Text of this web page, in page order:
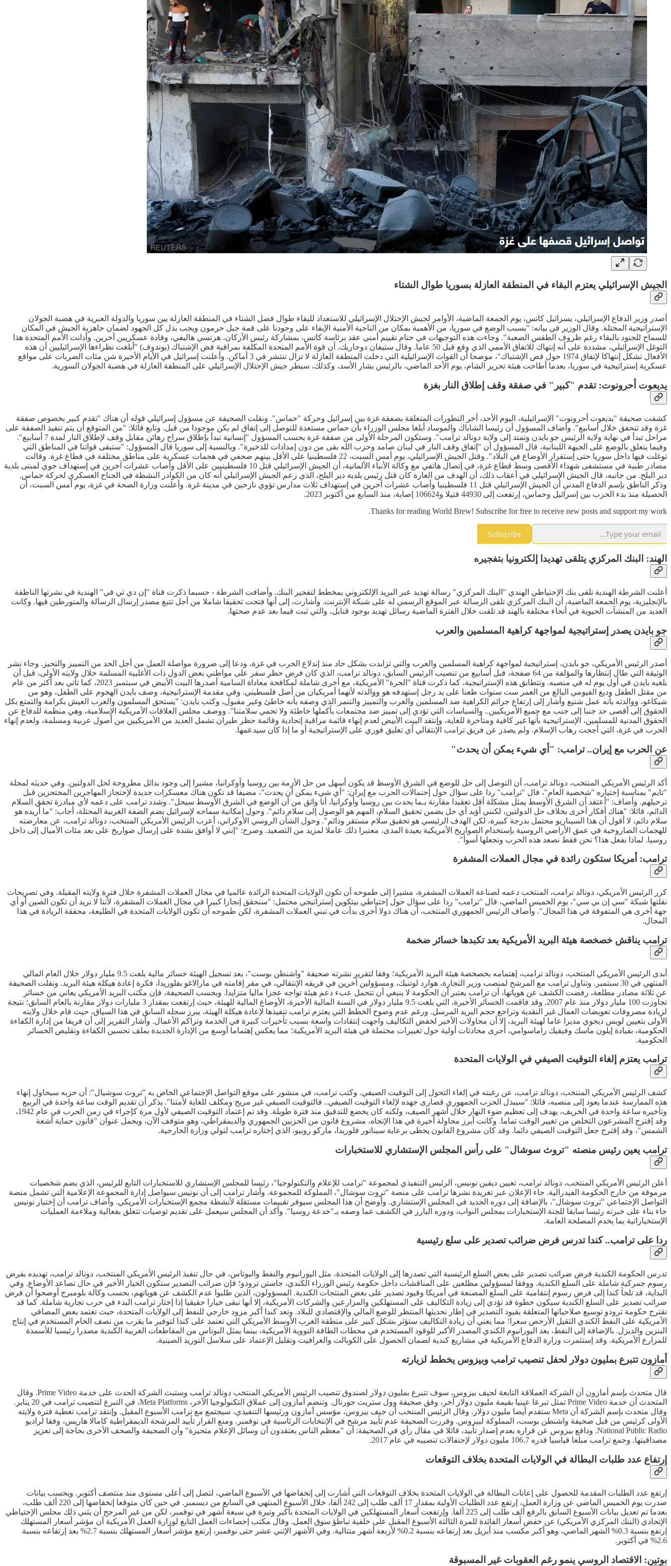
الجيش الإسرائيلي يعتزم البقاء في المنطقة العازلة بسوريا طوال الشتاء
أصدر وزير الدفاع الإسرائيلي، يسرائيل كاتس، يوم الجمعة الماضية، الأوامر لجيش الإحتلال الإسرائيلي للاستعداد للبقاء طوال فصل الشتاء في المنطقة العازلة بين سوريا والدولة العبرية في هضبة الجولان
الإستراتيجية المحتلة. وقال الوزير في بيانه: "بسبب الوضع في سوريا، من الأهمية بمكان من الناحية الأمنية الإبقاء على وجودنا على قمة جبل حرمون ويجب بذل كل الجهود لضمان جاهزية الجيش في المكان
للسماح للجنود بالبقاء رغم ظروف الطقس الصعبة". وجاءت هذه التوجيهات في ختام تقييم أمني عقد برئاسة كاتس، بمشاركة رئيس الأركان، هرتسي هاليفي، وقادة عسكريين أخرين. وأدانت الأمم المتحدة هذا
التوغل الإسرائيلي، مشددة على أنه إنتهاك للاتفاق الأممي الذي وقع قبل 50 عاما. وقال ستيفان دوجاريك، أن قوة الأمم المتحدة المكلفة بمراقبة فض الإشتباك (يوندوف) "أبلغت نظراءها الإسرائيليين أن هذه
الأفعال تشكل إنتهاكا لإتفاق 1974 حول فض الإشتباك"، موضحا أن القوات الإسرائيلية التي دخلت المنطقة العازلة لا تزال تنتشر في 3 أماكن. وأعلنت إسرائيل في الأيام الأخيرة شن مئات الضربات على مواقع
عسكرية إستراتيجية في سوريا، بعدما أطاحت هيئة تحرير الشام، يوم الأحد الماضي، بالرئيس بشار الأسد، وكذلك، سيطر جيش الإحتلال الإسرائيلي على المنطقة العازلة في هضبة الجولان السورية.
يديعوت أحرونوت: تقدم "كبير" في صفقة وقف إطلاق النار بغزة
كشفت صحيفة "يديعوت أحرونوت" الإسرائيلية، اليوم الأحد، أخر التطورات المتعلقة بصفقة غزة بين إسرائيل وحركة "حماس". ونقلت الصحيفة عن مسؤول إسرائيلي قوله أن هناك "تقدم كبير بخصوص صفقة
غزة وقد تتحقق خلال أسابيع". وأضاف المسؤول أن رئيسا الشاباك والموساد أبلغا مجلس الوزراء بأن حماس مستعدة للتوصل إلى إتفاق لم يكن موجودا من قبل. وتابع قائلا: "من المتوقع أن يتم تنفيذ الصفقة على
مراحل تبدأ في نهاية ولاية الرئيس جو بايدن وتمتد إلى ولاية دونالد ترامب". وستكون المرحلة الأولى من صفقة غزة بحسب المسؤول "إنسانية تبدأ بإطلاق سراح رهائن مقابل وقف لإطلاق النار لمدة 7 أسابيع".
وفيما يتعلق بالوضع على الجبهة اللبنانية، قال المسؤول أن "إتفاق وقف النار في لبنان صامد وحزب الله بقى من دون إمدادات للذخيرة". وبالنسبة إلى سوريا قال المسؤول: "ستبقى قواتنا في المناطق التي
توغلت فيها داخل سوريا حتى إستقرار الأوضاع في البلاد". وقتل الجيش الإسرائيلي، يوم أمس السبت، 22 فلسطينيا على الأقل بينهم صحفي في هجمات عسكرية على مناطق مختلفة في قطاع غزة. وقالت
مصادر طبية في مستشفى شهداء الأقصى وسط قطاع غزة، في إتصال هاتفي مع وكالة الأنباء الألمانية، أن الجيش الإسرائيلي قتل 10 فلسطينيين على الأقل وأصاب عشرات آخرين في إستهداف جوي لمبنى بلدية
دير البلح. من جانبه، قال الجيش الإسرائيلي في أعقاب ذلك، أن الهدف من الغارة كان قتل رئيس بلدية دير البلح، الذي زعم الجيش الإسرائيلي أنه كان من الكوادر النشطة في الجناح العسكري لحركة حماس.
وذكر الناطق بإسم الدفاع المدني أن الجيش الإسرائيلي قتل 11 فلسطينيا وأصاب عشرات آخرين في إستهداف ثلاث مدارس تؤوي نازحين في مدينة غزة. وأعلنت وزارة الصحة في غزة، يوم أمس السبت، أن
الحصيلة منذ بدء الحرب بين إسرائيل وحماس، إرتفعت إلى 44930 قتيلا و106624 إصابة، منذ السابع من أكتوبر 2023.
Thanks for reading World Brew! Subscribe for free to receive new posts and support my work.
Subscribe
الهند: البنك المركزي يتلقى تهديدا إلكترونيا بتفجيره
أعلنت الشرطة الهندية تلقى بنك الإحتياطي الهندي "البنك المركزي" رسالة تهديد عبر البريد الإلكتروني بمخطط لتفجير البنك. وأضافت الشرطة - حسبما ذكرت قناة "إن دي تي في" الهندية في نشرتها الناطقة
بالإنجليزية، يوم الجمعة الماضية، أن البنك المركزي تلقى الرسالة عبر الموقع الرسمي له على شبكة الإنترنت. وأشارت، إلى أنها فتحت تحقيقا شاملا من أجل تتبع مصدر إرسال الرسالة والمتورطين فيها. وكانت
العديد من المنشآت الحيوية في أنحاء مختلفة بالهند قد تلقت خلال الفترة الماضية رسائل تهديد بوجود قنابل، والتي ثبت فيما بعد عدم صحتها.
جو بايدن يصدر إستراتيجية لمواجهة كراهية المسلمين والعرب
أصدر الرئيس الأمريكي، جو بايدن، إستراتيجية لمواجهة كراهية المسلمين والعرب والتي تزايدت بشكل حاد منذ إندلاع الحرب في غزة، ودعا إلى ضرورة مواصلة العمل من أجل الحد من التمييز والتحيز. وجاء نشر
الوثيقة التي طال إنتظارها والمؤلفة من 64 صفحة، قبل أسابيع من تنصيب الرئيس السابق، دونالد ترامب، الذي كان فرض حظر سفر على مواطني بعض الدول ذات الأغلبية المسلمة خلال ولايته الأولى، قبل أن
يلغيه بايدن في أول يوم له في منصبه. وتتطابق هذه الإستراتيجية، كما ذكرت قناة "الحرة" الأمريكية، مع أخرى شاملة لمكافحة معاداة السامية أصدرها البيت الأبيض في سبتمبر 2023، كما تأتي بعد أكثر من عام
من مقتل الطفل وديع الفيومي البالغ من العمر ست سنوات طعنا على يد رجل إستهدفه هو ووالدته لأنهما أمريكيان من أصل فلسطيني. وفي مقدمة الإستراتيجية، وصف بايدن الهجوم على الطفل، وهو من
شيكاغو، ووالدته بأنه عمل شنيع وأشار إلى إرتفاع جرائم الكراهية ضد المسلمين والعرب والتمييز والتنمر الذي وصفه بأنه خاطئ وغير مقبول، وكتب بايدن: "يستحق المسلمون والعرب العيش بكرامة والتمتع بكل
الحقوق إلى أقصى حد جنبا إلى جنب مع جميع الأمريكيين.. والسياسات التي تؤدي إلى تمييز ضد مجتمعات بأكملها خاطئة ولا تحمي سلامتنا". ووصف مجلس العلاقات الأمريكية الإسلامية، وهي منظمة للدفاع عن
الحقوق المدنية للمسلمين، الإستراتيجية بأنها غير كافية ومتأخرة للغاية، وإنتقد البيت الأبيض لعدم إنهاء قائمة مراقبة إتحادية وقائمة حظر طيران تشمل العديد من الأمريكيين من أصول عربية ومسلمة، ولعدم إنهاء
الحرب في غزة، التي أججت رهاب الإسلام. ولم يصدر عن فريق ترامب الإنتقالي أي تعليق فوري على الإستراتيجية أو ما إذا كان سيدعمها.
عن الحرب مع إيران.. ترامب: "أي شيء يمكن أن يحدث"
أكد الرئيس الأمريكي المنتخب، دونالد ترامب، أن التوصل إلى حل للوضع في الشرق الأوسط قد يكون أسهل من حل الأزمة بين روسيا وأوكرانيا، مشيرا إلى وجود بدائل مطروحة لحل الدولتين. وفي حديثه لمجلة
"تايم" بمناسبة إختياره "شخصية العام"، قال "ترامب" ردا على سؤال حول إحتمالات الحرب مع إيران: "أي شيء يمكن أن يحدث"، مضيفا قد تكون هناك معسكرات جديدة لإحتجاز المهاجرين المحتجزين قبل
ترحيلهم. وأضاف: "أعتقد أن الشرق الأوسط يمثل مشكلة أقل تعقيدا مقارنة بـما يحدث بين روسيا وأوكرانيا، أنا واثق من أن الوضع في الشرق الأوسط سيحل". وشدد ترامب على دعمه لأي مبادرة تحقق السلام
الدائم، قائلا: "هناك أفكار أخرى بخلاف حل الدولتين، لكنني أؤيد أي حل يضمن تحقيق السلام، المهم هو الوصول إلى سلام دائم". وحول إمكانية سماحه لإسرائيل بضم الضفة الغربية المحتلة، أجاب: "ما أريده هو
سلام دائم، لا أقول أن هذا السيناريو محتمل بدرجة كبيرة، لكن الهدف الرئيسي هو تحقيق سلام مستقر ودائم". وحول الشأن الروسي الأوكراني، أعرب الرئيس الأمريكي المنتخب، دونالد ترامب، عن معارضته
للهجمات الصاروخية في عمق الأراضي الروسية بإستخدام الصواريخ الأمريكية بعيدة المدى، معتبرا ذلك عاملا لمزيد من التصعيد. وصرح: "إنني لا أوافق بشدة على إرسال صواريخ على بعد مئات الأميال إلى داخل
روسيا. لماذا نفعل هذا؟ نحن فقط نصعد هذه الحرب ونجعلها أسوأ".
ترامب: أمريكا ستكون رائدة في مجال العملات المشفرة
كرر الرئيس الأمريكي، دونالد ترامب، المنتخب دعمه لصناعة العملات المشفرة، مشيرا إلى طموحه أن تكون الولايات المتحدة الرائدة عالميا في مجال العملات المشفرة خلال فترة ولايته المقبلة. وفي تصريحات
نقلتها شبكة "سي إن بي سي"، يوم الخميس الماضي، قال "ترامب" ردا على سؤال حول إحتياطي بيتكوين إستراتيجي محتمل: "سنحقق إنجازا كبيرا في مجال العملات المشفرة، لأننا لا نريد أن تكون الصين أو أي
جهة أخرى هي المتفوقة في هذا المجال". وأضاف الرئيس الجمهوري المنتخب، أن هناك دولا أخرى بدأت في تبني العملات المشفرة، لكن طموحه أن تكون الولايات المتحدة في الطليعة، محققة الريادة في هذا
المجال.
ترامب يناقش خصخصة هيئة البريد الأمريكية بعد تكبدها خسائر ضخمة
أبدى الرئيس الأمريكي المنتخب، دونالد ترامب، إهتمامه بخصخصة هيئة البريد الأمريكية؛ وفقا لتقرير نشرته صحيفة "واشنطن بوست"، بعد تسجيل الهيئة خسائر مالية بلغت 9.5 مليار دولار خلال العام المالي
المنتهي في 30 سبتمبر. وتناول ترامب مع المرشح لمنصب وزير التجارة، هوارد لوتنيك، ومسؤولين آخرين في فريقه الإنتقالي، في مقر إقامته في مارالاغو بفلوريدا، فكرة إعادة هيكلة هيئة البريد. ونقلت الصحيفة
عن ثلاثة مصادر مطلعة، رفضت الكشف عن هوياتها، أن ترامب يعتبر أن الحكومة لا ينبغي أن تتحمل عبء دعم هيئة تواجه عجزا ماليا متزايدا. وبحسب الصحيفة، فإن مكتب البريد الأمريكي يعاني من خسائر
تجاوزت 100 مليار دولار منذ عام 2007. وقد فاقمت الخسائر الأخيرة، التي بلغت 9.5 مليار دولار في السنة المالية الأخيرة، الأوضاع المالية للهيئة، حيث إرتفعت بمقدار 3 مليارات دولار مقارنة بالعام السابق؛ نتيجة
لزيادة مصروفات تعويضات العمال غير النقدية وتراجع حجم البريد المرسل. ورغم عدم وضوح الخطط التي يعتزم ترامب تنفيذها لإعادة هيكلة الهيئة، يبرز سجله السابق في هذا السياق، حيث قام خلال ولايته
الأولى بتعيين لويس ديجوي مديرا عاما لهيئة البريد، إلا أن محاولات الأخير لخفض التكاليف واجهت إنتقادات واسعة بسبب تأخيرات كبيرة في الخدمة وتراكم الأعمال. وأشار التقرير إلى أن فريقا من إدارة الكفاءة
الحكومية، بقيادة إيلون ماسك وفيفيك راماسوامي، أجرى محادثات أولية حول تغييرات محتملة في هيئة البريد الأمريكية؛ مما يعكس إهتماما أوسع من الإدارة الجديدة بملف تحسين الكفاءة وتقليص الخسائر
الحكومية.
ترامب يعتزم إلغاء التوقيت الصيفي في الولايات المتحدة
كشف الرئيس الأمريكي المنتخب، دونالد ترامب، عن رغبته في إلغاء التحول إلى التوقيت الصيفي. وكتب ترامب، في منشور على موقع التواصل الإجتماعي الخاص به "تروث سوشيال": أن حزبه سيحاول إنهاء
هذه الممارسة عندما يعود إلى منصبه، قائلا: "سيبذل الحزب الجمهوري قصارى جهده لإلغاء التوقيت الصيفي.. فالتوقيت الصيفي غير مريح ومكلف للغاية لأمتنا". يذكر أن تقديم الوقت ساعة واحدة في الربيع
وتأخيره ساعة واحدة في الخريف، يهدف إلى تعظيم ضوء النهار خلال أشهر الصيف، ولكنه كان يخضع للتدقيق منذ فترة طويلة. وقد تم إعتماد التوقيت الصيفي لأول مرة كإجراء في زمن الحرب في عام 1942،
وقد إقترح المشرعون التخلص من تغيير الوقت تماما. وكانت أبرز محاولة أخيرة في هذا الإتجاه، مشروع قانون من الحزبين الجمهوري والديمقراطي، وهو متوقف الآن، ويحمل عنوان "قانون حماية أشعة
الشمس"، وقد إقترح جعل التوقيت الصيفي دائما. وقد كان مشروع القانون يحظى برعاية سيناتور فلوريدا، ماركو روبيو، الذي إختاره ترامب لتولي وزارة الخارجية.
ترامب يعين رئيس منصته "تروث سوشال" على رأس المجلس الإستشاري للاستخبارات
أعلن الرئيس الأمريكي المنتخب، دونالد ترامب، تعيين ديفين نونيس، الرئيس التنفيذي لمجموعة "ترامب للإعلام والتكنولوجيا"، رئيسا للمجلس الإستشاري للاستخبارات التابع للرئيس، الذي يضم شخصيات
مرموقة من خارج الحكومة الفيدرالية. جاء الإعلان عبر تغريدة نشرها ترامب على منصة "تروث سوشال"، المملوكة للمجموعة. وأشار ترامب إلى أن نونيس سيواصل إدارة المجموعة الإعلامية التي تشمل منصة
التواصل الإجتماعي "تروث سوشال"، بالإضافة إلى دوره الجديد في المجلس الإستشاري. وأوضح أن هذا المجلس سيوفر تقييمات مستقلة لأنشطة مجمع الإستخبارات الأمريكي. وأضاف ترامب أن إختيار نونيس
جاء بناء على خبرته رئيسا سابقا للجنة الإستخبارات بمجلس النواب، ودوره البارز في الكشف عما وصفه بـ"خدعة روسيا". وأكد أن المجلس سيعمل على تقديم توصيات تتعلق بفعالية وملاءمة العمليات
الإستخباراتية بما يخدم المصلحة العامة.
ردا على ترامب.. كندا تدرس فرض ضرائب تصدير على سلع رئيسية
تدرس الحكومة الكندية فرض ضرائب تصدير على بعض السلع الرئيسية التي تصدرها إلى الولايات المتحدة، مثل اليورانيوم والنفط والبوتاس، في حال تنفيذ الرئيس الأمريكي المنتخب، دونالد ترامب، تهديده بفرض
رسوم جمركية شاملة على السلع الكندية. ووفقا لمسؤولين مطلعين على المناقشات داخل حكومة رئيس الوزراء الكندي، جاستن ترودو؛ فإن ضرائب التصدير ستكون الخيار الأخير في حال تصاعد الأوضاع. وفي
البداية، قد تلجأ كندا إلى فرض رسوم إنتقامية على السلع المصنعة في أمريكا وقيود تصدير على بعض المنتجات الكندية. المسؤولون، الذين طلبوا عدم الكشف عن هوياتهم، بحسب وكالة بلومبرج أوضحوا أن فرض
ضرائب تصدير على السلع الكندية سيكون خطوة قد تؤدي إلى زيادة التكاليف على المستهلكين والمزارعين والشركات الأمريكية، إلا أنها تبقى خيارا حقيقيا إذا إختار ترامب البدء في حرب تجارية شاملة. كما قد
تقترح حكومة ترودو توسيع صلاحياتها المتعلقة بقيود التصدير في إطار تحديثها المنتظر للوضع المالي والإقتصادي للبلاد. وتعد كندا أكبر مزود خارجي للنفط إلى الولايات المتحدة، حيث تعتمد بعض المصافي
الأمريكية على النفط الكندي الثقيل الأرخص سعرا؛ مما يعني أن زيادة التكاليف ستؤثر بشكل كبير على منطقة الغرب الأوسط الأمريكي التي تعتمد على كندا لتوفير ما يقرب من نصف الخام المستخدم في إنتاج
البنزين والديزل. بالإضافة إلى النفط، يعد اليورانيوم الكندي المصدر الأكبر للوقود المستخدم في محطات الطاقة النووية الأمريكية، بينما يمثل البوتاس من المقاطعات الغربية الكندية مصدرا رئيسيا للأسمدة
للمزارع الأمريكية. وقد إستثمرت وزارة الدفاع الأمريكية في مشاريع كندية لضمان الحصول على الكوبالت والغرافيت وتقليل الإعتماد على سلاسل التوريد الصينية.
أمازون تتبرع بمليون دولار لحفل تنصيب ترامب وبيزوس يخطط لزيارته
قال متحدث بإسم أمازون أن الشركة العملاقة التابعة لجيف بيزوس، سوف تتبرع بمليون دولار لصندوق تنصيب الرئيس الأمريكي المنتخب دونالد ترامب وستبث الشركة الحدث على خدمة Prime Video. وقال
المتحدث أن خدمة Prime Video تمثل تبرعا عينيا بقيمة مليون دولار آخر، وفق صحيفة وول ستريت جورنال. وتنضم أمازون إلى عملاق التكنولوجيا الآخر، Meta Platforms، في التبرع لتنصيب ترامب في 20 يناير.
وقال متحدث بإسم الشركة أن Meta ستقدم أيضا مليون دولار. وقال الرئيس المنتخب أن جيف بيزوس، مؤسس أمازون ورئيسها التنفيذي، سيجتمع مع ترامب الأسبوع المقبل. وإنتقد ترامب تغطية فترة ولايته
الأولى كرئيس من قبل صحيفة واشنطن بوست، المملوكة لبيزوس. وقررت الصحيفة عدم تأييد مرشح في الإنتخابات الرئاسية في نوفمبر. ومنع القرار تأييد المرشحة الديمقراطية كامالا هاريس، وفقا لراديو
National Public Radio. ودافع بيزوس عن قراره بعدم إصدار تأييد، قائلا في مقال رأي في الصحيفة: أن "معظم الناس يعتقدون أن وسائل الإعلام متحيزة" وأن الصحيفة والصحف الأخرى بحاجة إلى تعزيز
مصداقيتها. وجمع ترامب مبلغا قياسيا قدره 106.7 مليون دولار لإحتفالات تنصيبه في عام 2017.
إرتفاع عدد طلبات البطالة في الولايات المتحدة بخلاف التوقعات
إرتفع عدد الطلبات المقدمة للحصول على إعانات البطالة في الولايات المتحدة بخلاف التوقعات التي أشارت إلى إنخفاضها في الأسبوع الماضي، لتصل إلى أعلى مستوى منذ منتصف أكتوبر. وبحسب بيانات
صدرت يوم الخميس الماضي عن وزارة العمل، إرتفع عدد الطلبات الأولية بمقدار 17 ألف طلب إلى 242 ألفا، خلال الأسبوع المنتهي في السابع من ديسمبر. في حين كان متوقعا إنخفاضها إلى 220 ألف طلب،
بعدما تم تعديل بيانات الأسبوع السابق بالرفع ألف طلب إلى 225 ألفا. وإرتفعت أسعار المستهلكين في الولايات المتحدة بأكبر وتيرة في سبعة أشهر في نوفمبر، لكن من غير المرجح أن يثني ذلك مجلس الإحتياطي
الإتحادي (البنك المركزي الأمريكي) عن خفض أسعار الفائدة للمرة الثالثة الأسبوع المقبل على خلفية تباطؤ سوق العمل. وقال مكتب إحصاءات العمل التابع لوزارة العمل الأمريكية أن مؤشر أسعار المستهلك
إرتفع بنسبة 0.3% الشهر الماضي، وهو أكبر مكسب منذ أبريل بعد إرتفاعه بنسبة 0.2% لأربعة أشهر متتالية. وفي الأشهر الإثني عشر حتى نوفمبر، إرتفع مؤشر أسعار المستهلك بنسبة 2.7% بعد إرتفاعه بنسبة
2.6% في أكتوبر.
بوتين: الاقتصاد الروسي ينمو رغم العقوبات غير المسبوقة